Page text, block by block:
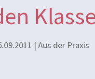
|Aus der Praxis